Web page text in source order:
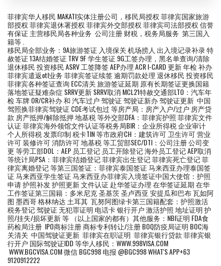
菲律宾华人移民 MAKATI实体注册公司，移民局授权 菲律宾国家旅游
部授权 菲律宾退休署授权 菲律宾外交部授权 菲律宾司法部授权 信誉
有保证 主营移民局各种业务 公司注册 财税，税务局服务 第三国入
籍等 .
移民局全部业务：9A旅游签证 入境保关 机场捞人 出入境记录补录 特
赦签证 13A结婚签证 TRV 9F 学生签证 9G工签办理，黑名单查询/清除
退休移民 投资移民 ASRV 工签降签 AEP办理 ACR I-CARD 更新 年检 补办
菲律宾遣返otl业务 菲律宾签证续签 逾期罚款处理 退休移民 投资移民
菲律宾各种签证查询 ECC清关 旅游签证延期 原有长期签证更换国籍
落地签证疑难杂症 SRRV更新 SRRV取消 MCL21特赦交通部LTO：汽车年
检 车牌 OR/CR补办 和 汽车过户 驾驶证 驾驶证新办 驾驶证更新 中国
驾照换菲律宾驾驶证 CDE考试包过 等房产局：房产入户/过户 房产贷
款 房产抵押/解除抵押 地基税 等外交部DFA：菲律宾护照 菲律宾文件
认证 菲律宾海外领馆文件认证等税务局BIR：企业所得税 企业审计
个人所得税 发票印制 税卡TIN 等市政府CH：建筑许可 卫生许可 营业
许可 装修许可 消防许可 地基税 等工贸部SEC/DTI：公司注册 公司变
更 等劳工部DOL：AEP 员工登记 员工开除登记 海外员工登记 AEP取消
等统计局PSA：菲律宾结婚登记 菲律宾出生登记 菲律宾死亡登记 菲
律宾离婚登记 等第三国签证：菲律宾泰国签证 马来西亚办理泰国签
证 马来西亚学生签证 马来西亚办菲律宾入境签证中国大使馆：护照
申请 护照补发 护照更新 文件认证 赴华签证办理 在华签证延期 在华
工作签证第三国籍：多米尼克 圣基茨 圣卢西亚 安提瓜和巴布 瓦如阿
图 墨西哥 格林纳达 土耳其 瓦努阿图绿卡第三国籍配套：护照激活
税务登记 驾驶证 无犯罪证明 电话卡 银行开户 激活护照 地址证明 护
照/挂失/损坏更新 等 （以上国家的都有）其他服务：NBI证明 FDA食
药检局注册 IPO商标注册 商标专利转让/注册 BOQ防疫局证明 BOC海
关清关 中国驾驶证更新 菲律宾在职证明 菲律宾银行贷款 菲律宾银
行开户 国际驾驶证IDD 等华人移民：WWW.998VISA.COM
WWW.BGCVISA.COM 微信 BGC998 电报 @BGC998 WHAT'S APP+63
9120912222